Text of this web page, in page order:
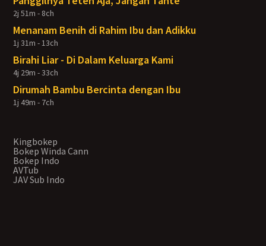
2j 51m - 8ch
Menanam Benih di Rahim Ibu dan Adikku
1j 31m - 13ch
Birahi Liar - Di Dalam Keluarga Kami
4j 29m - 33ch
Dirumah Bambu Bercinta dengan Ibu
1j 49m - 7ch
Kingbokep
Bokep Winda Cann
Bokep Indo
AVTub
JAV Sub Indo